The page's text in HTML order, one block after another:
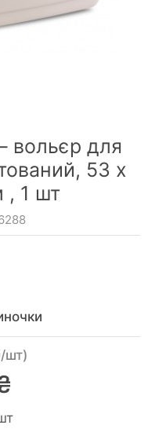
вольєр для
53 x
, 1 шт
шт)